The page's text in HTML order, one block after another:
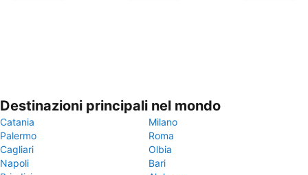
Destinazioni principali nel mondo
Catania
Milano
Palermo
Roma
Cagliari
Olbia
Napoli
Bari